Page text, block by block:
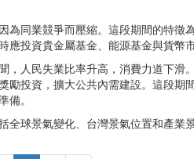
同業競爭而壓縮。這段期間的特
投資貴金屬基金、能源基金與貨幣市
人民失業比率升高，消費力道下
投資，擴大公共內需建設。這段
。
球景氣變化、台灣景氣位置和產業